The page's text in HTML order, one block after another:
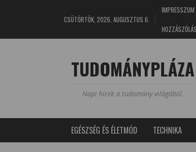
CSÜTÖRTÖK, 2026. AUGUSZTUS 6.
IMPRESSZUM
TUDOMÁNYPLÁZA
Napi hírek a tudomány világából.
EGÉSZSÉG ÉS ÉLETMÓD TECHNIKA